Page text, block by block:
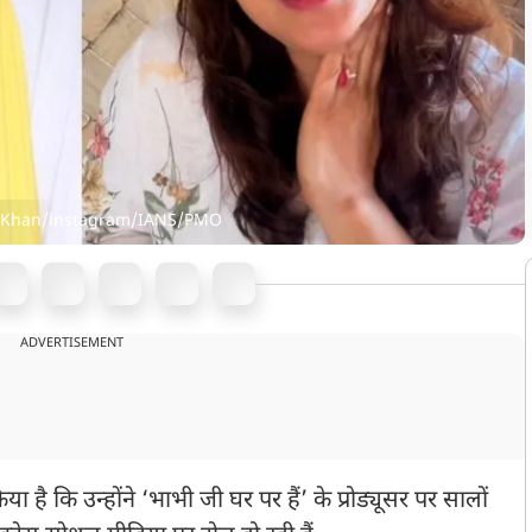
instagram/IANS/PMO
ADVERTISEMENT
है कि उन्होंने ‘भाभी जी घर पर हैं’ के प्रोड्यूसर पर सालों